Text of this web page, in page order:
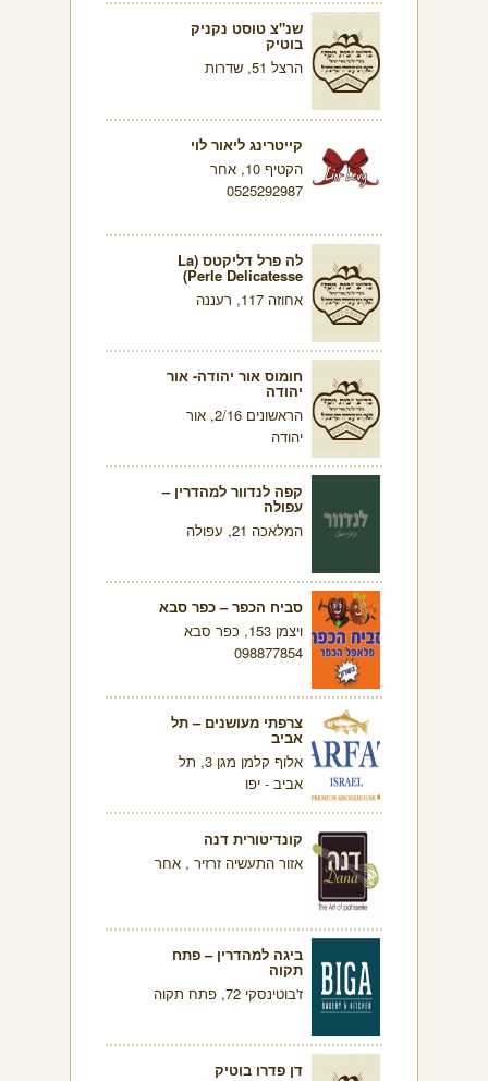
שנ"צ טוסט נקניק
בוטיק
הרצל 51, שדרות
קייטרינג ליאור לוי
הקטיף 10, אחר
0525292987
לה פרל דליקטס (La
Perle Delicatesse)
אחוזה 117, רעננה
חומוס אור יהודה- אור
יהודה
הראשונים 2/16, אור
יהודה
קפה לנדוור למהדרין –
עפולה
המלאכה 21, עפולה
סביח הכפר – כפר סבא
ויצמן 153, כפר סבא
098877854
צרפתי מעושנים – תל
אביב
אלוף קלמן מגן 3, תל
אביב - יפו
קונדיטורית דנה
אזור התעשיה זרזיר , אחר
ביגה למהדרין – פתח
תקוה
ז'בוטינסקי 72, פתח תקוה
דן פדרו בוטיק